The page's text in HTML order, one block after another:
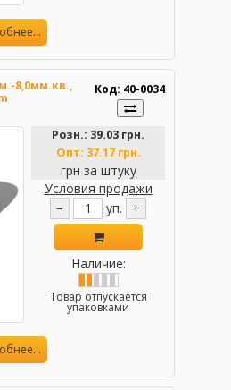
8,0мм.кв.,
Код: 40-0034
Розн.: 39.03 грн.
Опт: 37.17 грн.
грн за штуку
Условия продажи
−
уп. +
Наличие:
Товар отпускается
упаковками